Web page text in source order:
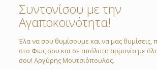
Συντονίσου με την
Αγαποκοινότητα!
Έλα να σου θυμίσουμε και να μας θυμίσεις,
στο Φως σου και σε απόλυτη αρμονία με
σου! Αργύρης Μουτσιόπουλος.